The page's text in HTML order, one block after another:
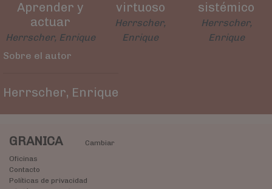
Aprender y
actuar
Herrscher, Enrique
virtuoso
Herrscher,
Enrique
sistémico
Herrscher,
Enrique
Sobre el autor
Herrscher, Enrique
GRANICA
Cambiar
Oficinas
Contacto
Políticas de privacidad